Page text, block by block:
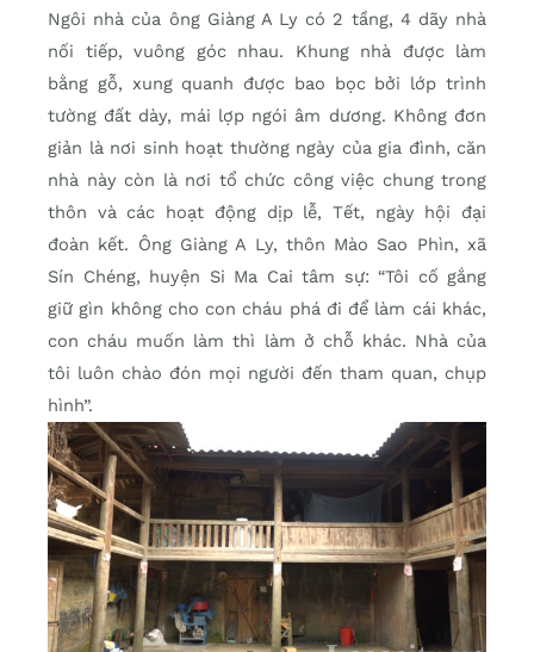
Ngôi nhà của ông Giàng A Ly có 2 tầng, 4 dãy nhà
nối tiếp, vuông góc nhau. Khung nhà được làm
bằng gỗ, xung quanh được bao bọc bởi lớp trình
tường đất dày, mái lợp ngói âm dương. Không đơn
giản là nơi sinh hoạt thường ngày của gia đình, căn
nhà này còn là nơi tổ chức công việc chung trong
thôn và các hoạt động dịp lễ, Tết, ngày hội đại
đoàn kết. Ông Giàng A Ly, thôn Mào Sao Phìn, xã
Sín Chéng, huyện Si Ma Cai tâm sự: “Tôi cố gắng
giữ gìn không cho con cháu phá đi để làm cái khác,
con cháu muốn làm thì làm ở chỗ khác. Nhà của
tôi luôn chào đón mọi người đến tham quan, chụp
hình”.